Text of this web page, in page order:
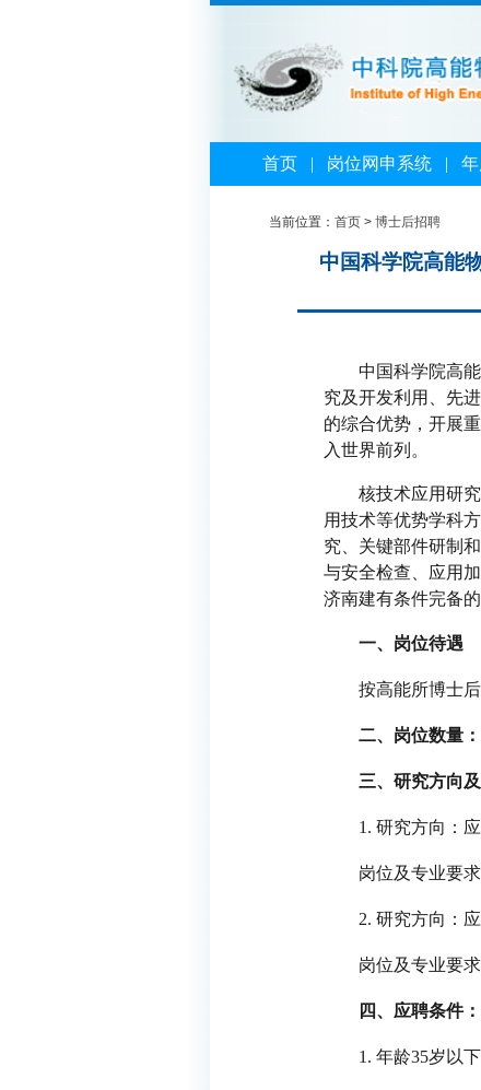
首页| 岗位网申系统|
当前位置： 首页 > 博士后招聘
中国科学院高能
中国科学院高
究及开发利用、先
的综合优势，开展
入世界前列。
核技术应用研
用技术等优势学科
究、关键部件研制
与安全检查、应用
济南建有条件完备
一、岗位待遇
按高能所博士
二、岗位数量：
三、研究方向及
1. 研究方向：
岗位及专业要
2. 研究方向：
岗位及专业要
四、应聘条件：
1. 年龄35岁以下